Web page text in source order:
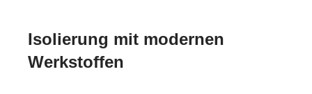
Isolierung mit modernen
Werkstoffen